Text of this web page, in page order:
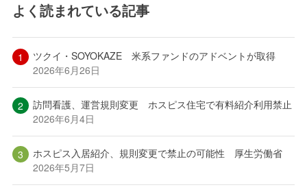
よく読まれている記事
ツクイ・SOYOKAZE 米系ファンドのアドベントが取得
2026年6月26日
訪問看護、運営規則変更 ホスピス住宅で有料紹介利用禁止
2026年6月4日
ホスピス入居紹介、規則変更で禁止の可能性 厚生労働省
2026年5月7日